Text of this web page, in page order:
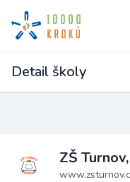
Detail školy
ZŠ